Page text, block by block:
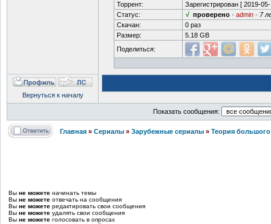
Торрент: Зарегистрирован [ 2019-
Статус:
√ проверено · admin · 7
Скачан:
0 раз
Размер:
5.18 GB
Поделиться:
Вернуться к началу
Показать сообщения:
Главная » Сериалы » Зарубежные сериалы » Теория
Вы не можете начинать темы
Вы не можете отвечать на сообщения
Вы не можете редактировать свои сообщения
Вы не можете удалять свои сообщения
Вы не можете голосовать в опросах